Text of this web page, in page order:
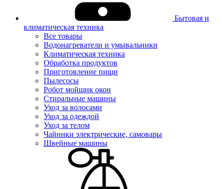
Бытовая и
климатическая техника
Все товары
Водонагреватели и умывальники
Климатическая техника
Обработка продуктов
Приготовление пищи
Пылесосы
Робот мойщик окон
Стиральные машины
Уход за волосами
Уход за одеждой
Уход за телом
Чайники электрические, самовары
Швейные машины